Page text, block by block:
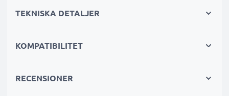
videokameror, systemkameror och mer
✔ Tar bort oönskat motljus, sidoljusblänk och
TEKNISKA DETALJER
KOMPATIBILITET
RECENSIONER